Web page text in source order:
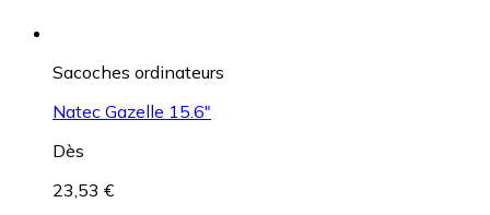
Sacoches ordinateurs
Natec Gazelle 15.6"
Dès
23,53 €